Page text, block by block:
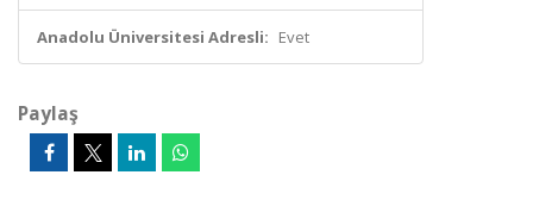
Anadolu Üniversitesi Adresli: Evet
Paylaş